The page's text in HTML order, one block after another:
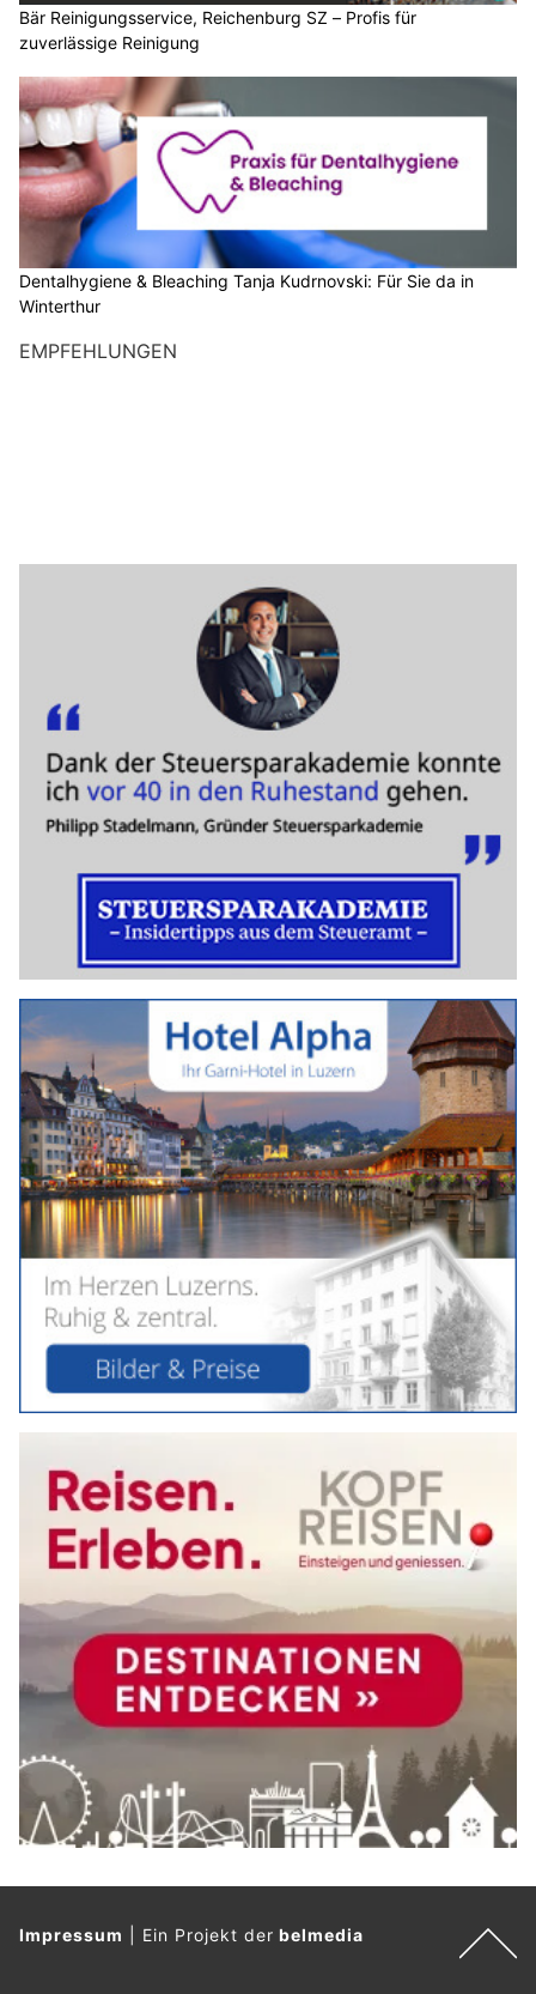
Bär Reinigungsservice, Reichenburg SZ – Profis für
zuverlässige Reinigung
Dentalhygiene & Bleaching Tanja Kudrnovski: Für Sie da in
Winterthur
EMPFEHLUNGEN
Impressum Ein Projekt derbelmedia